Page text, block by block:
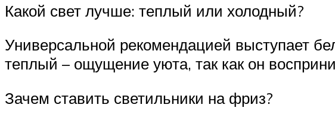
Какой свет лучше: теплый или холодный?
Универсальной рекомендацией выступает
теплый – ощущение уюта, так как он
Зачем ставить светильники на фриз?